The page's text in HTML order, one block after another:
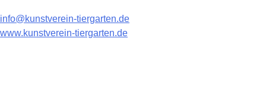
info@kunstverein-tiergarten.de
www.kunstverein-tiergarten.de